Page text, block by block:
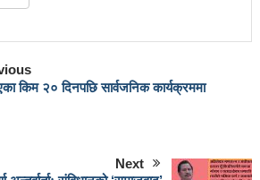
वृत्ति कोष स्थापनाः सहिदका
किम २० दिनपछि सार्वजनिक कार्यक्रममा
Next